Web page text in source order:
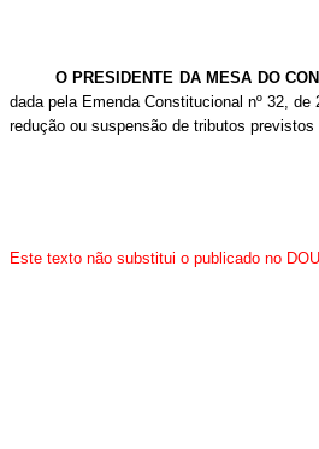
O PRESIDENTE DA MESA DO
dada pela Emenda Constitucional nº 32, de
redução ou suspensão de tributos
Este texto não substitui o publicado no